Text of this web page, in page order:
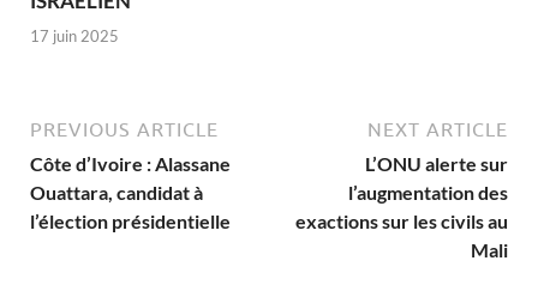
17 juin 2025
PREVIOUS ARTICLE
Côte d’Ivoire : Alassane
Ouattara, candidat à
l’élection présidentielle
NEXT ARTICLE
L’ONU alerte sur
l’augmentation des
exactions sur les civils au
Mali